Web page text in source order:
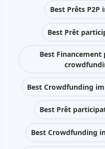
Best Prêts P2P
Best Prêt
Best
Best Crowdfunding
Best Prêt
Best Crowdfunding